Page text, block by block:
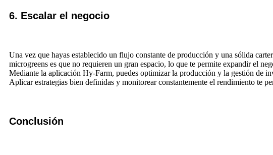
6. Escalar el negocio
Una vez que hayas establecido un flujo constante de producción y una sólida
microgreens es que no requieren un gran espacio, lo que te permite expandir el
Mediante la aplicación Hy-Farm, puedes optimizar la producción y la gestión de
Aplicar estrategias bien definidas y monitorear constantemente el rendimiento te
Conclusión